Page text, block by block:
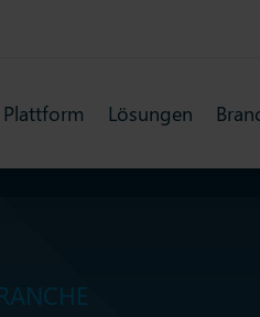
Plattform Lösungen